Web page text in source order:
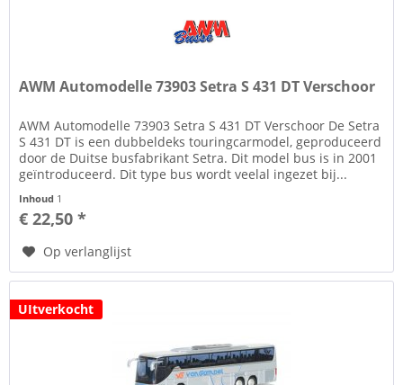
AWM Automodelle 73903 Setra S 431 DT Verschoor
AWM Automodelle 73903 Setra S 431 DT Verschoor De Setra
S 431 DT is een dubbeldeks touringcarmodel, geproduceerd
door de Duitse busfabrikant Setra. Dit model bus is in 2001
geïntroduceerd. Dit type bus wordt veelal ingezet bij...
Inhoud 1
€ 22,50 *
Op verlanglijst
UItverkocht